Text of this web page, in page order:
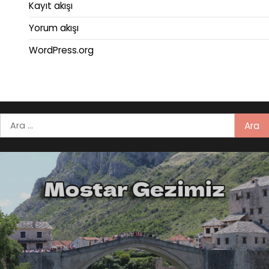
Kayıt akışı
Yorum akışı
WordPress.org
Arama: